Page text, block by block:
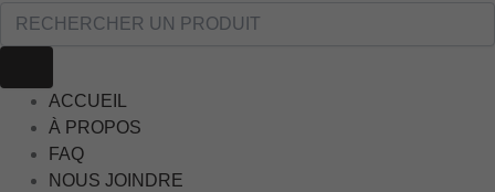
ACCUEIL
À PROPOS
FAQ
NOUS JOINDRE